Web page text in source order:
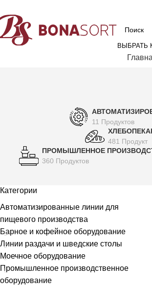
ВЫБРАТЬ
11 Продуктов
481 Продукт
ПРОМЫШЛЕННОЕ
360 Продуктов
Категории
Автоматизированные линии для
пищевого производства
Барное и кофейное оборудование
Линии раздачи и шведские столы
Моечное оборудование
Промышленное производственное
оборудование